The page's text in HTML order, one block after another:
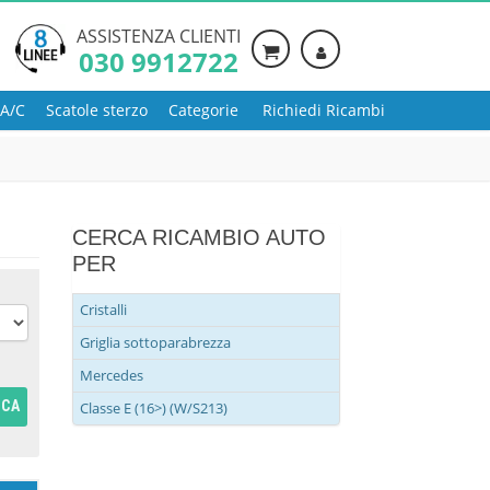
ASSISTENZA CLIENTI
030 9912722
C Scatole sterzo Categorie Richiedi Ricambi
CERCA RICAMBIO AUTO
PER
Cristalli
Griglia sottoparabrezza
Mercedes
Classe E (16>) (W/S213)